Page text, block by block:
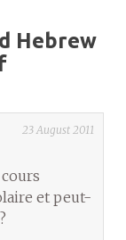
Hebrew
23 August 2011
et peut-